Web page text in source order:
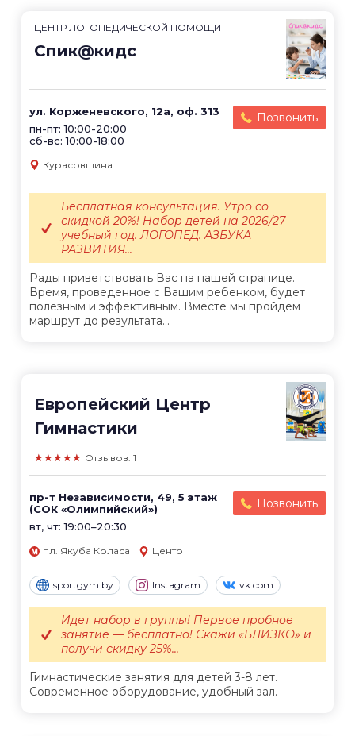
ЦЕНТР ЛОГОПЕДИЧЕСКОЙ ПОМОЩИ
Спик@кидс
ул. Корженевского, 12а, оф. 313
пн-пт: 10:00-20:00
сб-вс: 10:00-18:00
Позвонить
Курасовщина
Рады приветствовать Вас на нашей странице.
Время, проведенное с Вашим ребенком, будет
полезным и эффективным. Вместе мы пройдем
маршрут до результата...
Бесплатная консультация. Утро со
скидкой 20%! Набор детей на 2026/27
учебный год. ЛОГОПЕД. АЗБУКА
РАЗВИТИЯ...
Европейский Центр
Гимнастики
★★★★★ Отзывов: 1
пр-т Независимости, 49, 5 этаж
(СОК «Олимпийский»)
вт, чт: 19:00–20:30
Позвонить
пл. Якуба Коласа Центр
sportgym.by Instagram vk.com
Гимнастические занятия для детей 3-8 лет.
Современное оборудование, удобный зал.
Идет набор в группы! Первое пробное
занятие — бесплатно! Скажи «БЛИЗКО» и
получи скидку 25%...